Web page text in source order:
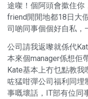
途㗎！個阿頭會撳住你
friend閒閒地都18日大
司啲同事個個好自私，
公司請我返嚟就係代
本來個manager係想佢
Kate基本上冇乜點教
咗猛咁彈公司福利同埋
事嘅壞話，IT部有位同